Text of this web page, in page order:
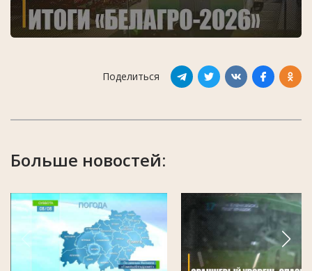
Поделиться
Больше новостей: